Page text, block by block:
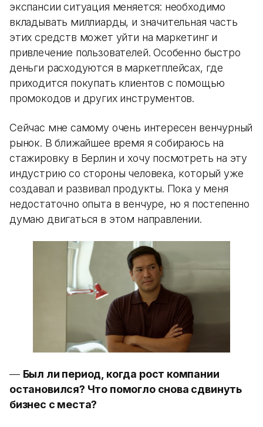
экспансии ситуация меняется: необходимо
вкладывать миллиарды, и значительная часть
этих средств может уйти на маркетинг и
привлечение пользователей. Особенно быстро
деньги расходуются в маркетплейсах, где
приходится покупать клиентов с помощью
промокодов и других инструментов.
Сейчас мне самому очень интересен венчурный
рынок. В ближайшее время я собираюсь на
стажировку в Берлин и хочу посмотреть на эту
индустрию со стороны человека, который уже
создавал и развивал продукты. Пока у меня
недостаточно опыта в венчуре, но я постепенно
думаю двигаться в этом направлении.
— Был ли период, когда рост компании
остановился? Что помогло снова сдвинуть
бизнес с места?